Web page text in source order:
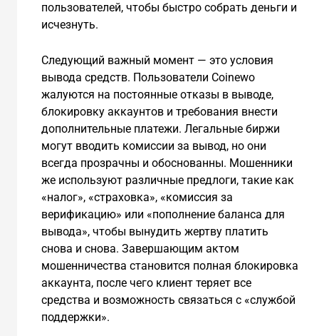
пользователей, чтобы быстро собрать деньги и
исчезнуть.
Следующий важный момент — это условия
вывода средств. Пользователи Coinewo
жалуются на постоянные отказы в выводе,
блокировку аккаунтов и требования внести
дополнительные платежи. Легальные биржи
могут вводить комиссии за вывод, но они
всегда прозрачны и обоснованны. Мошенники
же используют различные предлоги, такие как
«налог», «страховка», «комиссия за
верификацию» или «пополнение баланса для
вывода», чтобы вынудить жертву платить
снова и снова. Завершающим актом
мошенничества становится полная блокировка
аккаунта, после чего клиент теряет все
средства и возможность связаться с «службой
поддержки».